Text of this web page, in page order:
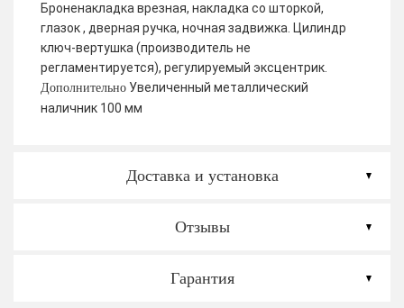
Броненакладка врезная, накладка со шторкой,
глазок , дверная ручка, ночная задвижка. Цилиндр
ключ-вертушка (производитель не
регламентируется), регулируемый эксцентрик.
Дополнительно Увеличенный металлический
наличник 100 мм
Доставка и установка
Отзывы
Гарантия